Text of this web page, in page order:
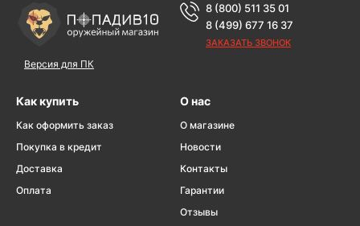
Версия для ПК
8 (800) 511 35 01
8 (499) 677 16 37
ЗАКАЗАТЬ ЗВОНОК
Как купить
Как оформить заказ
Покупка в кредит
Доставка
Оплата
О нас
О магазине
Новости
Контакты
Гарантии
Отзывы